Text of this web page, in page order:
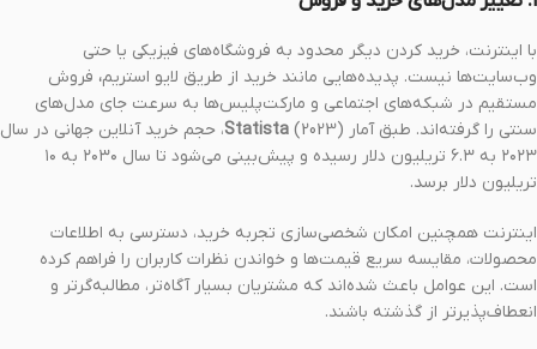
با اینترنت، خرید کردن دیگر محدود به فروشگاه‌های فیزیکی یا حتی
وب‌سایت‌ها نیست. پدیده‌هایی مانند خرید از طریق لایو استریم، فروش
مستقیم در شبکه‌های اجتماعی و مارکت‌پلیس‌ها به سرعت جای مدل‌های
سنتی را گرفته‌اند. طبق آمار
Statista(2023)، حجم خرید آنلاین جهانی در سال
۲۰۲۳ به ۶.۳ تریلیون دلار رسیده و پیش‌بینی می‌شود تا سال ۲۰۳۰ به ۱۰
تریلیون دلار برسد.
اینترنت همچنین امکان شخصی‌سازی تجربه خرید، دسترسی به اطلاعات
محصولات، مقایسه سریع قیمت‌ها و خواندن نظرات کاربران را فراهم کرده
است. این عوامل باعث شده‌اند که مشتریان بسیار آگاه‌تر، مطالبه‌گرتر و
انعطاف‌پذیرتر از گذشته باشند.